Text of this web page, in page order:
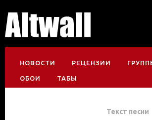
НОВОСТИ РЕЦЕНЗИИ
ОБОИ ТАБЫ
Текст песни